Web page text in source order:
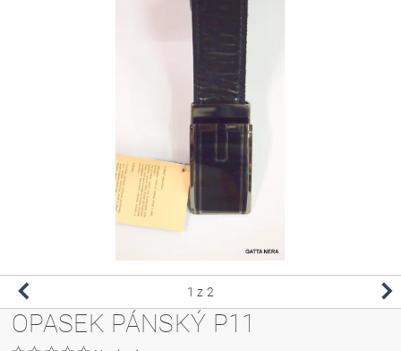
1 z 2
OPASEK PÁNSKÝ P11